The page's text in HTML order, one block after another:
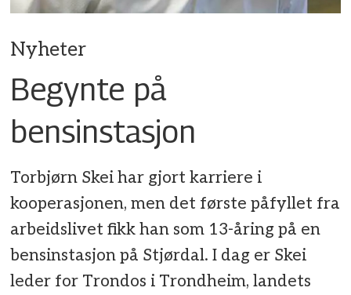
Nyheter
Begynte på
bensinstasjon
Torbjørn Skei har gjort karriere i
kooperasjonen, men det første påfyllet fra
arbeidslivet fikk han som 13-åring på en
bensinstasjon på Stjørdal. I dag er Skei
leder for Trondos i Trondheim, landets